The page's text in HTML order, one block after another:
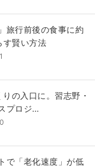
旅行前後の食事に約
賢い方法
の入口に。習志野・
プロジ…
で「老化速度」が低